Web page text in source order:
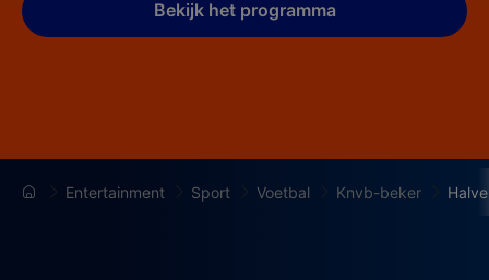
Bekijk het programma
Entertainment Sport Voetbal Knvb-beker